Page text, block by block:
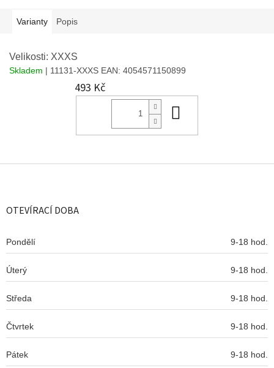
Varianty Popis
Velikosti: XXXS
Skladem | 11131-XXXS EAN: 4054571150899
493 Kč
Z
OTEVÍRACÍ DOBA
Pondělí 9-18 hod.
Úterý 9-18 hod.
Středa 9-18 hod.
Čtvrtek 9-18 hod.
Pátek 9-18 hod.